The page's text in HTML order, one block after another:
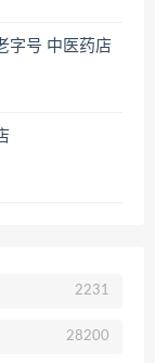
字号 中医药店
2231
28200